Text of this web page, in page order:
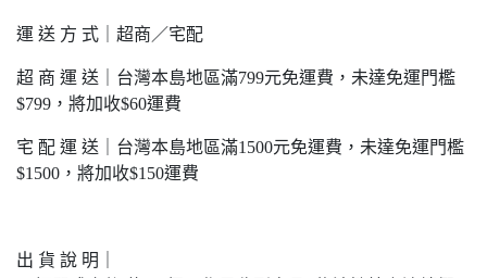
運 送 方 式｜超商／宅配
超 商 運 送｜台灣本島地區滿799元免運費，未達免運門檻
$799，將加收$60運費
宅 配 運 送｜台灣本島地區滿1500元免運費，未達免運門檻
$1500，將加收$150運費
出 貨 說 明｜